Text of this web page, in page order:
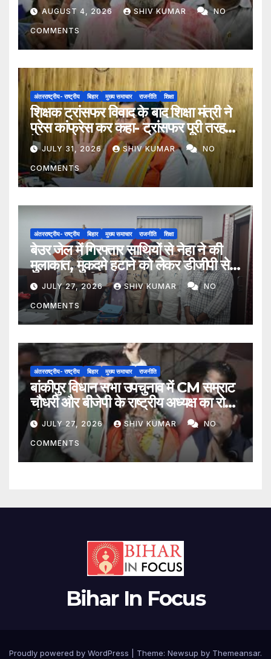
AUGUST 4, 2026 SHIV KUMAR NO
COMMENTS
अंतरराष्ट्रीय- राष्ट्रीय बिहार मुख्य समाचार राजनीति शिक्षा
शिक्षक ट्रांसफर विवाद के बाद शिक्षा मंत्री ने
प्रेस कांफ्रेस कर कहा- ट्रांसफर पूरी तरह
ऐच्छिक
JULY 31, 2026 SHIV KUMAR NO
COMMENTS
अंतरराष्ट्रीय- राष्ट्रीय बिहार मुख्य समाचार राजनीति शिक्षा
बेउर जेल में गिरफ्तार साथियों से नेहा ने की
मुलाकात, मुकदमे हटाने को लेकर डीजीपी से
मिला प्रतिनिधिमंडल
JULY 27, 2026 SHIV KUMAR NO
COMMENTS
अंतरराष्ट्रीय- राष्ट्रीय बिहार मुख्य समाचार राजनीति
बांकीपुर विधान सभा उपचुनाव में CM सम्राट
चौधरी और बीजेपी के राष्ट्रीय अध्यक्ष का रोड
शोJULY 27, 2026 SHIV KUMAR NO
COMMENTS
Bihar In Focus
Proudly powered by WordPress Theme: Newsup by Themeansar.